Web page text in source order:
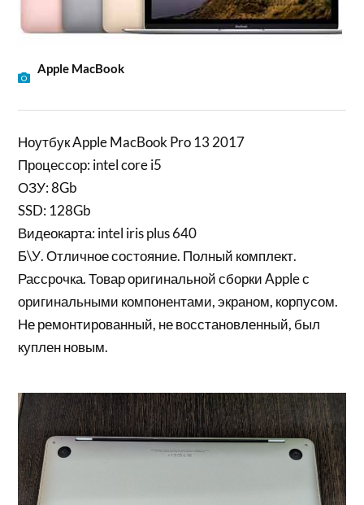
Apple MacBook
Ноутбук Apple MacBook Pro 13 2017
Процессор: intel core i5
ОЗУ: 8Gb
SSD: 128Gb
Видеокарта: intel iris plus 640
Б\У. Отличное состояние. Полный комплект.
Рассрочка. Товар оригинальной сборки Apple с
оригинальными компонентами, экраном, корпусом.
Не ремонтированный, не восстановленный, был
куплен новым.